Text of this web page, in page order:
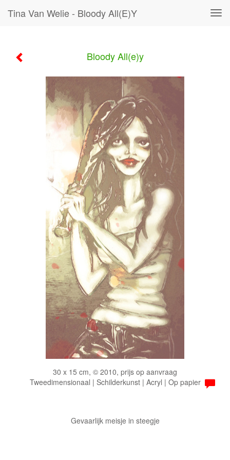
Tina Van Welie - Bloody All(e)y
Bloody All(e)y
30 x 15 cm, © 2010, prijs op aanvraag
Tweedimensionaal | Schilderkunst | Acryl | Op papier
Gevaarlijk meisje in steegje